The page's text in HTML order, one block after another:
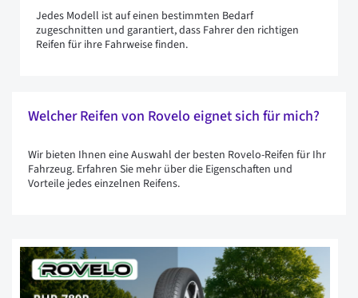
Jedes Modell ist auf einen bestimmten Bedarf
zugeschnitten und garantiert, dass Fahrer den richtigen
Reifen für ihre Fahrweise finden.
Welcher Reifen von Rovelo eignet sich für mich?
Wir bieten Ihnen eine Auswahl der besten Rovelo-Reifen für Ihr
Fahrzeug. Erfahren Sie mehr über die Eigenschaften und
Vorteile jedes einzelnen Reifens.